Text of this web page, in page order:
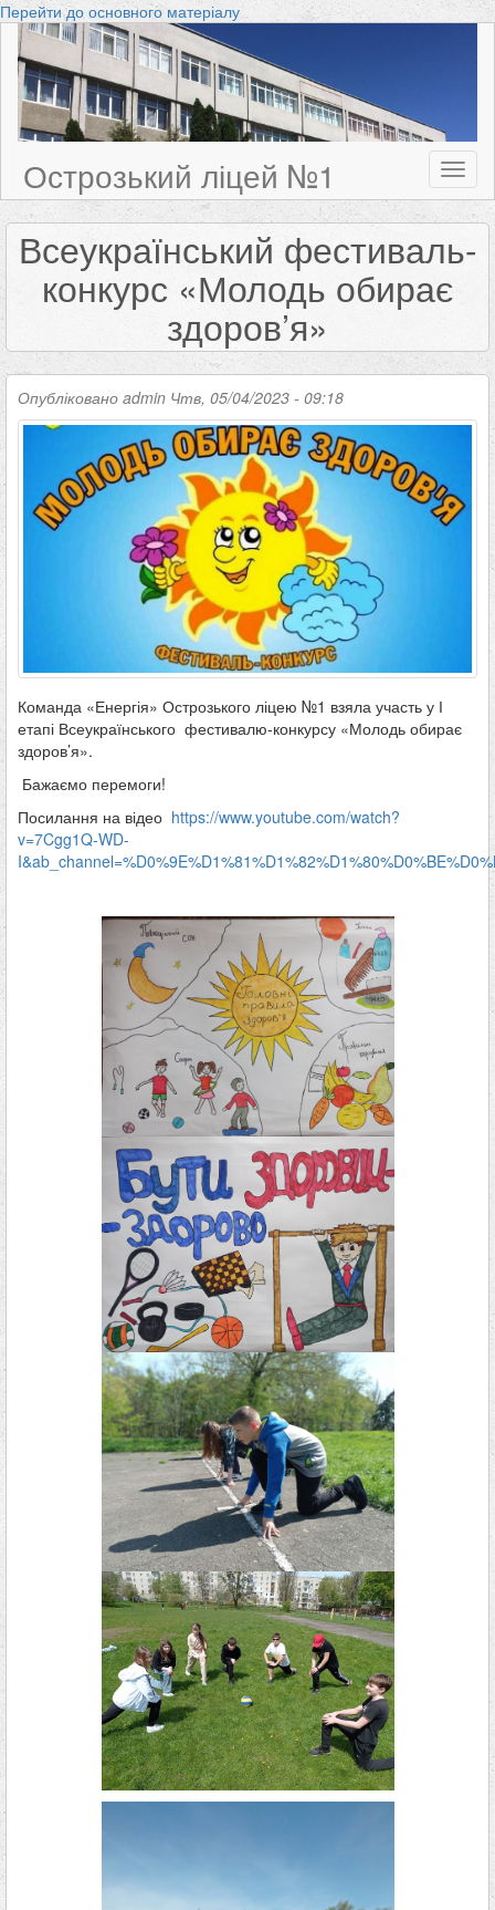
Перейти до основного матеріалу
Острозький ліцей №1
Всеукраїнський фестиваль-
конкурс «Молодь обирає
здоров’я»
Опубліковано admin Чтв, 05/04/2023 - 09:18
Команда «Енергія» Острозького ліцею №1 взяла участь у І
етапі Всеукраїнського фестивалю-конкурсу «Молодь обирає
здоров’я».
Бажаємо перемоги!
Посилання на відео https://www.youtube.com/watch?
v=7Cgg1Q-WD-